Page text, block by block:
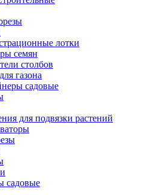
лотки
семян
столбов
газона
садовые
для подвязки растений
садовые